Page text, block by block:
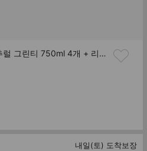
(10%결제할인) 리스테린 내추럴 그린티 750ml 4개 + 리스테린 네추럴 그린티 100ml 2개 증정
내일(토) 도착보장